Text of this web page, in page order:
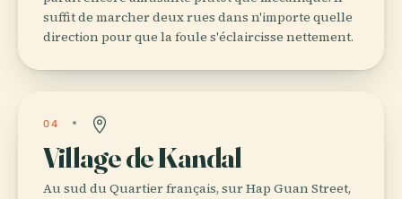
suffit de marcher deux rues dans n'importe quelle
direction pour que la foule s'éclaircisse nettement.
04
Village de Kandal
Au sud du Quartier français, sur Hap Guan Street,